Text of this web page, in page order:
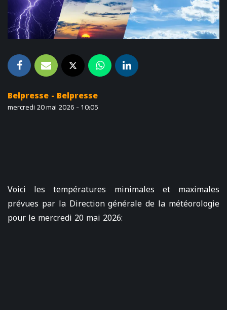
Belpresse - Belpresse
mercredi 20 mai 2026 - 10:05
Voici les températures minimales et maximales
prévues par la Direction générale de la météorologie
pour le mercredi 20 mai 2026: